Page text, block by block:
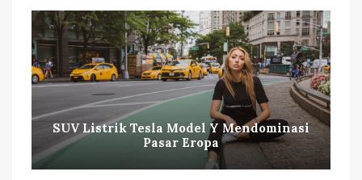
SUV Listrik Tesla Model Y Mendominasi
Pasar Eropa